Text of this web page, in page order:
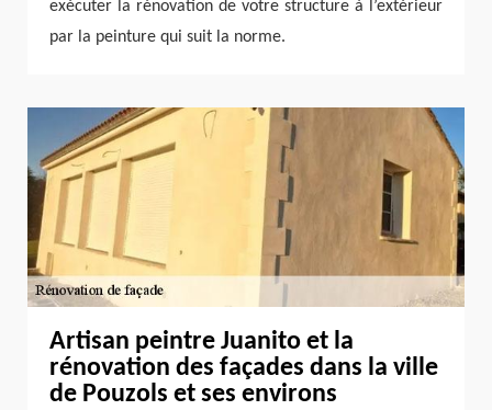
exécuter la rénovation de votre structure à l’extérieur
par la peinture qui suit la norme.
Artisan peintre Juanito et la
rénovation des façades dans la ville
de Pouzols et ses environs